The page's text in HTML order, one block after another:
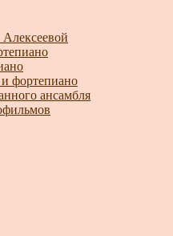
фортепиано
ансамбля